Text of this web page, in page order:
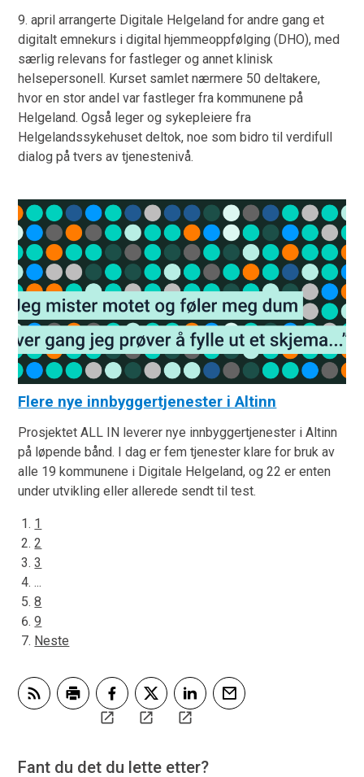
9. april arrangerte Digitale Helgeland for andre gang et
digitalt emnekurs i digital hjemmeoppfølging (DHO), med
særlig relevans for fastleger og annet klinisk
helsepersonell. Kurset samlet nærmere 50 deltakere,
hvor en stor andel var fastleger fra kommunene på
Helgeland. Også leger og sykepleiere fra
Helgelandssykehuset deltok, noe som bidro til verdifull
dialog på tvers av tjenestenivå.
Flere nye innbyggertjenester i Altinn
Prosjektet ALL IN leverer nye innbyggertjenester i Altinn
på løpende bånd. I dag er fem tjenester klare for bruk av
alle 19 kommunene i Digitale Helgeland, og 22 er enten
under utvikling eller allerede sendt til test.
1
2
3
...
8
9
Neste
Abonner på RSSDel på Facebook
Del på TwitterDel på LinkedIn
Fant du det du lette etter?